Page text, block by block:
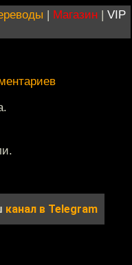
| Магазин | VIP
канал в Telegram